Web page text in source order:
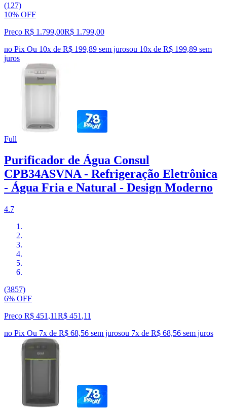
(127)
10% OFF
Preço R$ 1.799,00R$ 1.799,00
no Pix Ou 10x de R$ 199,89 sem jurosou 10x de R$ 199,89 sem
juros
Full
Purificador de Água Consul
CPB34ASVNA - Refrigeração Eletrônica
- Água Fria e Natural - Design Moderno
4.7
(3857)
6% OFF
Preço R$ 451,11R$ 451 ,11
no Pix Ou 7x de R$ 68,56 sem jurosou 7x de R$ 68,56 sem juros